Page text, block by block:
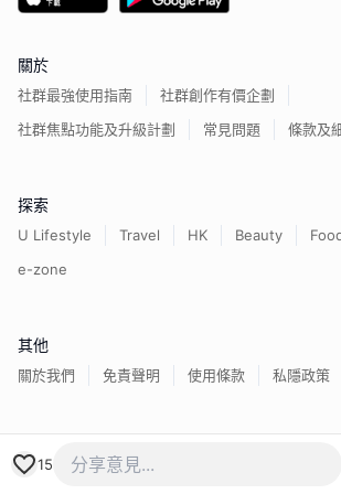
15
關於
社群最強使用指南
社群創作有價企劃
社群焦點功能及升級計劃
常見問題 條款及
探索
U Lifestyle Travel HK Beauty
e-zone
其他
關於我們 免責聲明 使用條款 私隱政策
香港經濟日報版權所有©